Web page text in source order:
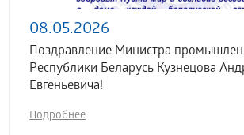
08.05.2026
Поздравление Министра
Республики Беларусь Кузнецова
Евгеньевича!
Подробнее